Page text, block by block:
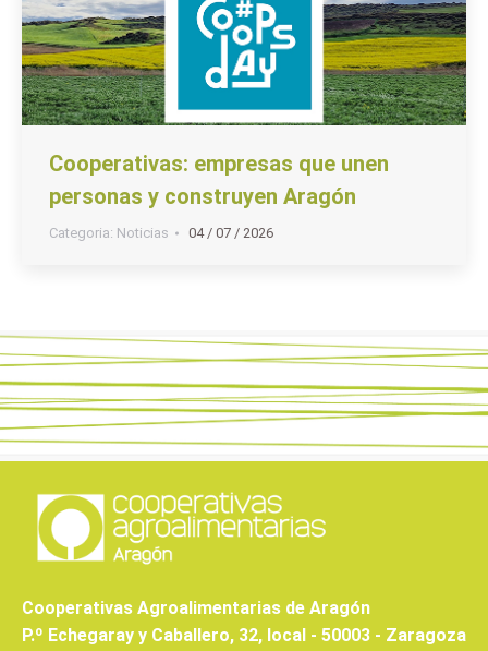
Cooperativas: empresas que unen
personas y construyen Aragón
Categoria: Noticias 04 / 07 / 2026
Cooperativas Agroalimentarias de Aragón
P.º Echegaray y Caballero, 32, local - 50003 - Zaragoza